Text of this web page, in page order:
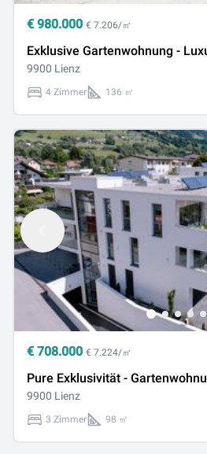
€ 980.000 € 7.206/㎡
Exklusive Gartenwohnung -
9900 Lienz
4 Zimmer 136 ㎡
€ 708.000 € 7.224/㎡
Pure Exklusivität -
9900 Lienz
3 Zimmer 98 ㎡